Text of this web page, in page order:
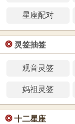
星座配对
❂ 灵签抽签
观音灵签
妈祖灵签
❂ 十二星座